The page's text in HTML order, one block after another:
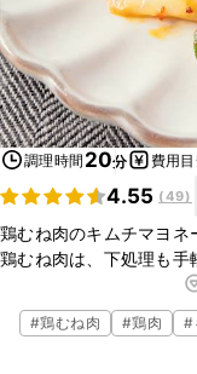
調理時間 20分 費用
4.55 (49)
鶏むね肉のキムチマヨ
鶏むね肉は、下処理も手
たりですよ。お酒のお
ださいね。
#鶏むね肉 #鶏肉 #